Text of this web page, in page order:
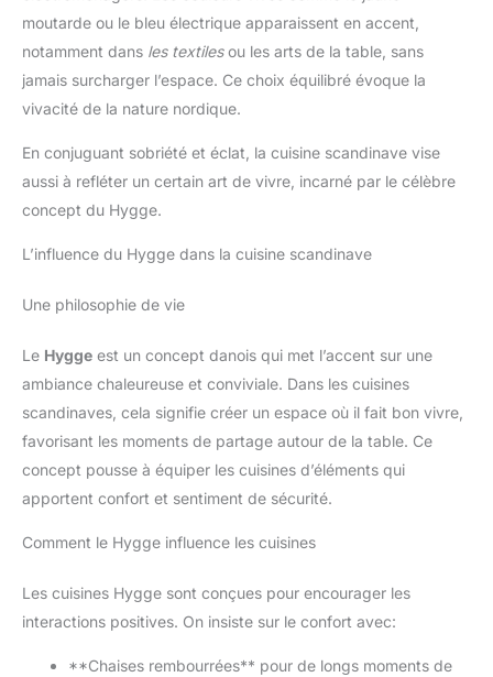
moutarde ou le bleu électrique apparaissent en accent,
notamment dans les textilesou les arts de la table, sans
jamais surcharger l’espace. Ce choix équilibré évoque la
vivacité de la nature nordique.
En conjuguant sobriété et éclat, la cuisine scandinave vise
aussi à refléter un certain art de vivre, incarné par le célèbre
concept du Hygge.
L’influence du Hygge dans la cuisine scandinave
Une philosophie de vie
Le Hygge est un concept danois qui met l’accent sur une
ambiance chaleureuse et conviviale. Dans les cuisines
scandinaves, cela signifie créer un espace où il fait bon vivre,
favorisant les moments de partage autour de la table. Ce
concept pousse à équiper les cuisines d’éléments qui
apportent confort et sentiment de sécurité.
Comment le Hygge influence les cuisines
Les cuisines Hygge sont conçues pour encourager les
interactions positives. On insiste sur le confort avec:
**Chaises rembourrées** pour de longs moments de